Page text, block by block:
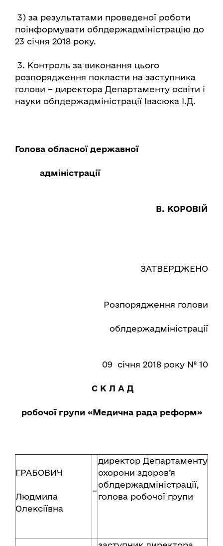
3) за результатами проведеної роботи
поінформувати облдержадміністрацію до
23 січня 2018 року.
3. Контроль за виконання цього
розпорядження покласти на заступника
голови – директора Департаменту освіти і
науки облдержадміністрації Івасюка І.Д.
Голова обласної державної
адміністрації
В. КОРОВІЙ
ЗАТВЕРДЖЕНО
Розпорядження голови
облдержадміністрації
09 січня 2018 року № 10
С К Л А Д
робочої групи «Медична рада реформ»
ГРАБОВИЧ
Людмила
Олексіївна
–
директор Департаменту
охорони здоров’я
облдержадміністрації,
голова робочої групи